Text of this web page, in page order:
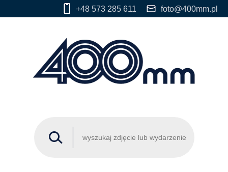
+48 573 285 611 foto@400mm.pl